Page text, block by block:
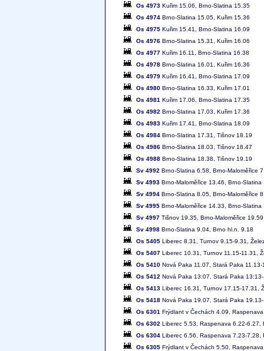
Os 4973 Kuřim 15.06, Brno-Slatina 15.35
Os 4974 Brno-Slatina 15.05, Kuřim 15.36
Os 4975 Kuřim 15.41, Brno-Slatina 16.09
Os 4976 Brno-Slatina 15.31, Kuřim 16.06
Os 4977 Kuřim 16.11, Brno-Slatina 16.38
Os 4978 Brno-Slatina 16.01, Kuřim 16.36
Os 4979 Kuřim 16.41, Brno-Slatina 17.09
Os 4980 Brno-Slatina 16.33, Kuřim 17.01
Os 4981 Kuřim 17.06, Brno-Slatina 17.35
Os 4982 Brno-Slatina 17.03, Kuřim 17.36
Os 4983 Kuřim 17.41, Brno-Slatina 18.09
Os 4984 Brno-Slatina 17.31, Tišnov 18.19
Os 4986 Brno-Slatina 18.03, Tišnov 18.47
Os 4988 Brno-Slatina 18.38, Tišnov 19.19
Sv 4992 Brno-Slatina 6.58, Brno-Maloměřice
Sv 4993 Brno-Maloměřice 13.46, Brno-Slatina
Sv 4994 Brno-Slatina 8.05, Brno-Maloměřice
Sv 4995 Brno-Maloměřice 14.33, Brno-Slatina
Sv 4997 Tišnov 19.35, Brno-Maloměřice 19.59
Sv 4998 Brno-Slatina 9.04, Brno hl.n. 9.18
Os 5405 Liberec 8.31, Turnov 9.15-9.31,
Os 5407 Liberec 10.31, Turnov 11.15-11.31,
Os 5410 Nová Paka 11.07, Stará Paka
Os 5412 Nová Paka 13:07, Stará Paka
Os 5413 Liberec 16.31, Turnov 17.15-17.31,
Os 5418 Nová Paka 19.07, Stará Paka
Os 6301 Frýdlant v Čechách 4.09,
Os 6302 Liberec 5.53, Raspenava 6.22-6.27,
Os 6304 Liberec 6.56, Raspenava 7.23-7.28,
Os 6305 Frýdlant v Čechách 5.50,